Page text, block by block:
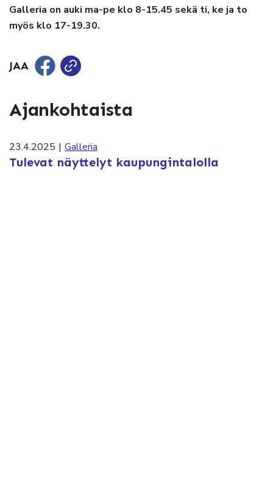
Galleria on auki ma-pe klo 8-15.45 sekä ti, ke ja to
myös klo 17-19.30.
JAA
Ajankohtaista
23.4.2025 | Galleria
Tulevat näyttelyt kaupungintalolla